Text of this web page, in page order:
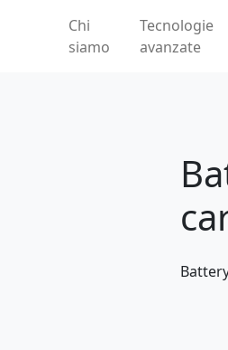
Chi
siamo
Tecnologie
avanzate